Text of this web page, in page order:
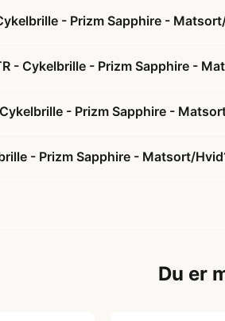
- Prizm Sapphire -
- Cykelbrille - Prizm Sapphire -
- Prizm Sapphire -
- Prizm Sapphire - Matsort/
Du er